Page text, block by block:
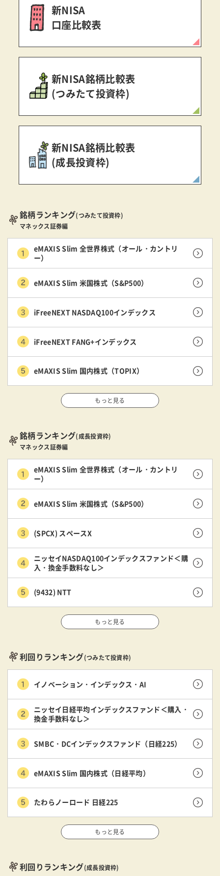
新NISA
口座比較表
新NISA銘柄比較表
(つみたて投資枠)
新NISA銘柄比較表
(成長投資枠)
銘柄ランキング(つみたて投資枠)
マネックス証券編
eMAXIS Slim 全世界株式（オール・カントリ
ー）
eMAXIS Slim 米国株式（S&P500）
iFreeNEXT NASDAQ100インデックス
iFreeNEXT FANG+インデックス
eMAXIS Slim 国内株式（TOPIX）
もっと見る
銘柄ランキング(成長投資枠)
マネックス証券編
eMAXIS Slim 全世界株式（オール・カントリ
ー）
eMAXIS Slim 米国株式（S&P500）
(SPCX) スペースX
ニッセイNASDAQ100インデックスファンド＜購
入・換金手数料なし＞
(9432) NTT
もっと見る
利回りランキング(つみたて投資枠)
イノベーション・インデックス・AI
ニッセイ日経平均インデックスファンド＜購入・
換金手数料なし＞
SMBC・DCインデックスファンド（日経225）
eMAXIS Slim 国内株式（日経平均）
たわらノーロード 日経225
もっと見る
利回りランキング(成長投資枠)